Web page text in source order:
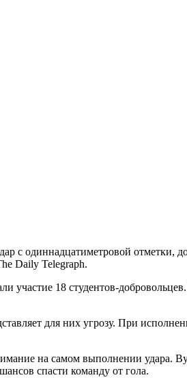
с одиннадцатиметровой отметки,
Daily Telegraph.
участие 18 студентов-
для них угрозу. При
на самом выполнении удара.
спасти команду от гола.